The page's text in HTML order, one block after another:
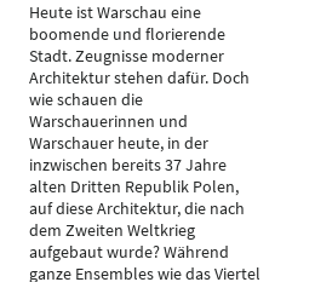
Heute ist Warschau eine
boomende und florierende
Stadt. Zeugnisse moderner
Architektur stehen dafür. Doch
wie schauen die
Warschauerinnen und
Warschauer heute, in der
inzwischen bereits 37 Jahre
alten Dritten Republik Polen,
auf diese Architektur, die nach
dem Zweiten Weltkrieg
aufgebaut wurde? Während
ganze Ensembles wie das Viertel